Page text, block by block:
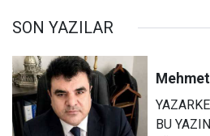
SON YAZILAR
Mehmet
BU